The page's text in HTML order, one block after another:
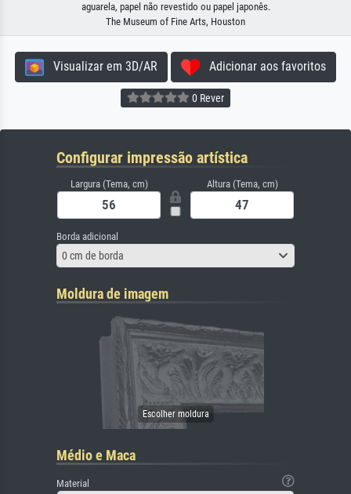
aguarela, papel não revestido ou papel japonês.
The Museum of Fine Arts, Houston
Visualizar em 3D/AR Adicionar aos favoritos
0 Rever
Configurar impressão artística
Largura (Tema, cm) Altura (Tema, cm)
Borda adicional
0 cm de borda
Moldura de imagem
Médio e Maca
Material